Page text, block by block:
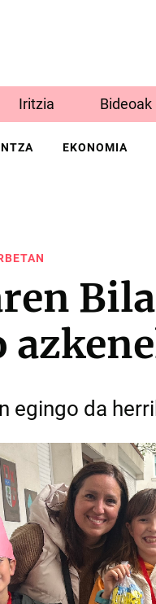
Iritzia Bideoak
EKONOMIA
egingo da